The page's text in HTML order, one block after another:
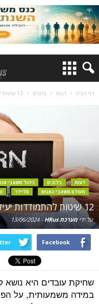
דף הבית דעות בלוגים 12 שיטות להתמודדות יעילה עם שחיקת עובדים
דעות בלוגים ניהול משאבי
מעולם משאבי האנוש
סליידר
12 שיטות להתמודדות יעילה עם שחיקת עובדים
על ידי מערכת HRus -
13/06/2024
Facebook
שחיקת עובדים היא נושא
במידה משמעותית, על